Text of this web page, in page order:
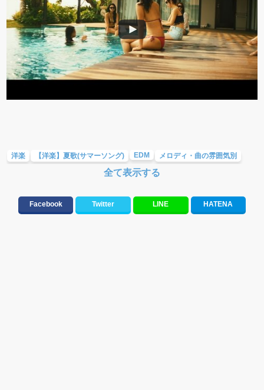
洋楽 【洋楽】夏歌(サマーソング) EDM メロディ・曲の雰囲気別
全て表示する
Facebook Twitter LINE HATENA